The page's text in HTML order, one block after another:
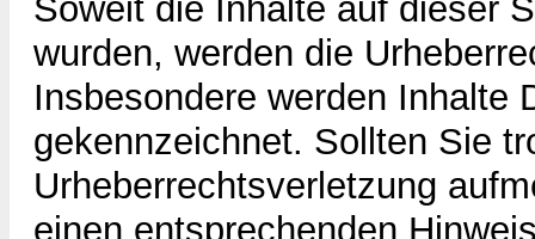
Soweit die Inhalte auf dieser
wurden, werden die
Insbesondere werden Inhalte
gekennzeichnet. Sollten Sie
Urheberrechtsverletzung
einen entsprechenden